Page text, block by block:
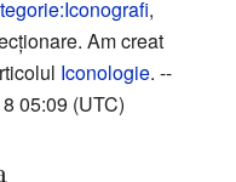
,
Am creat
Iconologie. --
05:09 (UTC)